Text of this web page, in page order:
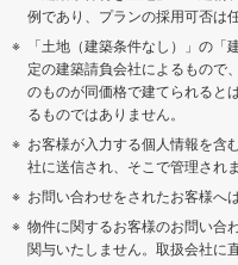
例であり、プランの採用可否は任
「土地（建築条件なし）」の
定の建築請負会社によるもので
のものが同価格で建てられると
るものではありません。
お客様が入力する個人情報を含
社に送信され、そこで管理されま
お問い合わせをされたお客様へ
物件に関するお客様のお問い合
関与いたしません。取扱会社に